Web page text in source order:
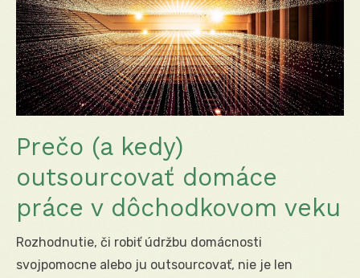
Prečo (a kedy)
outsourcovať domáce
práce v dôchodkovom veku
Rozhodnutie, či robiť údržbu domácnosti
svojpomocne alebo ju outsourcovať, nie je len